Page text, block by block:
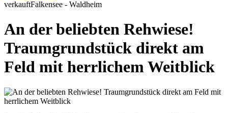
verkauftFalkensee - Waldheim
An der beliebten Rehwiese!
Traumgrundstück direkt am
Feld mit herrlichem Weitblick